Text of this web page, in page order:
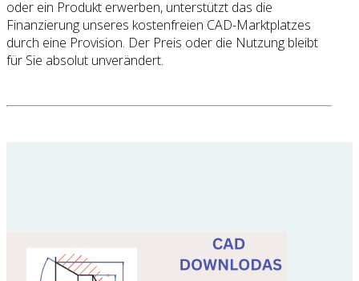
oder ein Produkt erwerben, unterstützt das die
Finanzierung unseres kostenfreien CAD-Marktplatzes
durch eine Provision. Der Preis oder die Nutzung bleibt
für Sie absolut unverändert.